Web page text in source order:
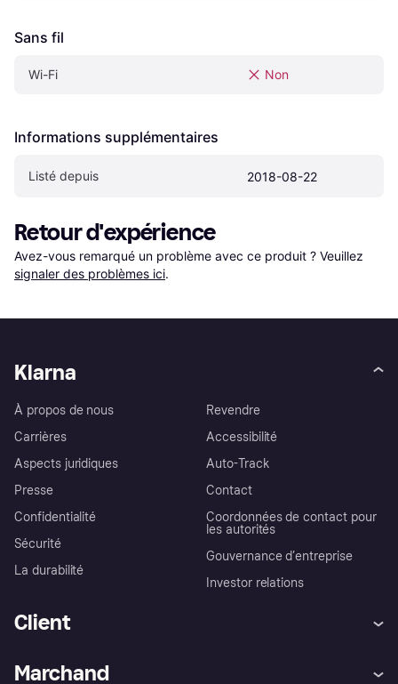
Sans fil
Wi-Fi Non
Informations supplémentaires
Listé depuis 2018-08-22
Retour d'expérience
Avez-vous remarqué un problème avec ce produit ? Veuillez
signaler des problèmes ici.
Klarna
À propos de nous
Carrières
Aspects juridiques
Presse
Confidentialité
Sécurité
La durabilité
Revendre
Accessibilité
Auto-Track
Contact
Coordonnées de contact pour
les autorités
Gouvernance d’entreprise
Investor relations
Client
Marchand